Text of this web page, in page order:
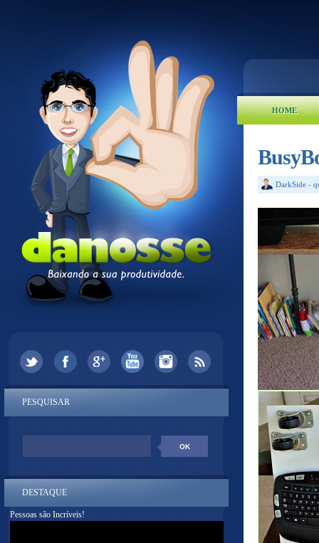
HOME
DarkSide -
PESQUISAR
DESTAQUE
Pessoas são Incríveis!